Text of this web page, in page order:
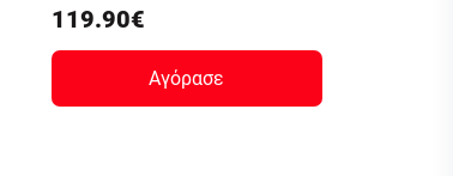
119.90€
Αγόρασε